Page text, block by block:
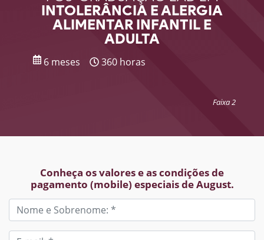
INTOLERÂNCIA E ALERGIA
ALIMENTAR INFANTIL E
ADULTA
6 meses 360 horas
Faixa 2
Conheça os valores e as condições de
pagamento (mobile) especiais de August.